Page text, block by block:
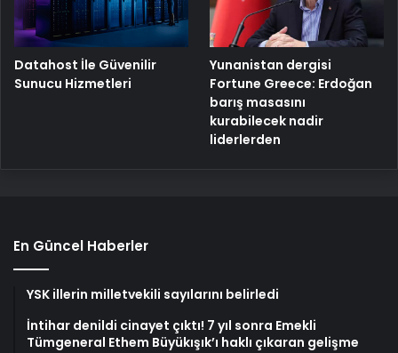
Datahost İle Güvenilir
Sunucu Hizmetleri
Yunanistan dergisi
Fortune Greece: Erdoğan
barış masasını
kurabilecek nadir
liderlerden
En Güncel Haberler
YSK illerin milletvekili sayılarını belirledi
İntihar denildi cinayet çıktı! 7 yıl sonra Emekli
Tümgeneral Ethem Büyükışık’ı haklı çıkaran gelişme